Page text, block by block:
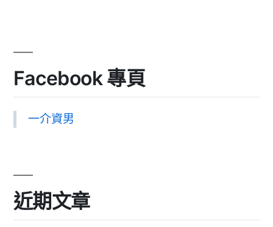
Facebook 專頁
一介資男
近期文章